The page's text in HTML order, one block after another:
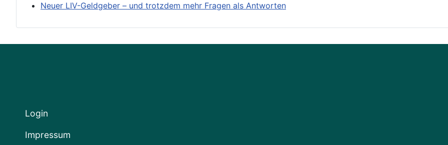
Neuer LIV-Geldgeber – und trotzdem mehr Fragen als Antworten
Login
Impressum